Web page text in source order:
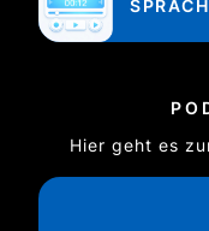
Hier geht es